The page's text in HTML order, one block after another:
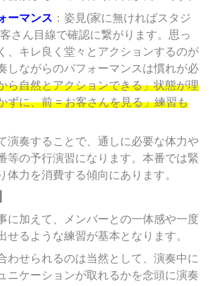
ーマンス ：姿見(家に無ければスタジ
さん目線で確認に繋がります。思っ
、キレ良く堂々とアクションするのが
しながらのパフォーマンスは慣れが必
ら自然とアクションできる」状態が理
ずに、前 = お客さんを見る」練習も
演奏することで、通しに必要な体力や
等の予行演習になります。本番では緊
体力を消費する傾向にあります。
に加えて、メンバーとの一体感や一度
せるような練習が基本となります。
わせられるのは当然として、演奏中に
ニケーションが取れるかを念頭に演奏